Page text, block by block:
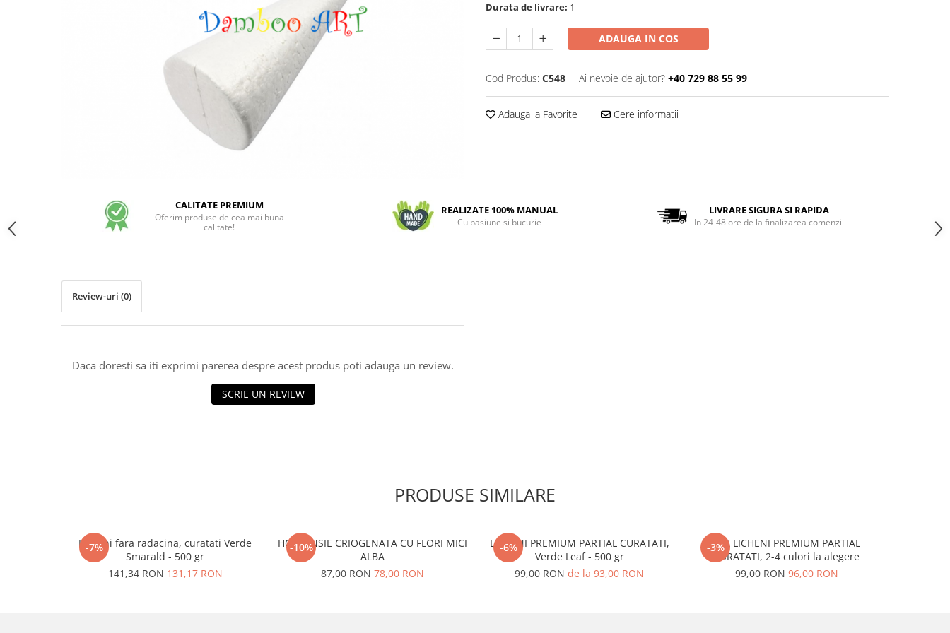
Durata de livrare: 1
ADAUGA IN COS
Cod Produs: C548 Ai nevoie de ajutor? +40 729 88 55 99
Adauga la Favorite Cere informatii
CALITATE PREMIUM
Oferim produse de cea mai buna
calitate!
REALIZATE 100% MANUAL
Cu pasiune si bucurie
LIVRARE SIGURA SI RAPIDA
In 24-48 ore de la finalizarea comenzii
Review-uri (0)
Daca doresti sa iti exprimi parerea despre acest produs poti adauga un review.
SCRIE UN REVIEW
PRODUSE SIMILARE
-7%
Licheni fara radacina, curatati Verde
Smarald - 500 gr
141,34 RON131,17 RON
-10%
HORTENSIE CRIOGENATA CU FLORI MICI
ALBA
87,00 RON78,00 RON
-6%
LICHENI PREMIUM PARTIAL CURATATI,
Verde Leaf - 500 gr
99,00 RONde la 93,00 RON
-3%
MIX LICHENI PREMIUM PARTIAL
CURATATI, 2-4 culori la alegere
99,00 RON96,00 RON